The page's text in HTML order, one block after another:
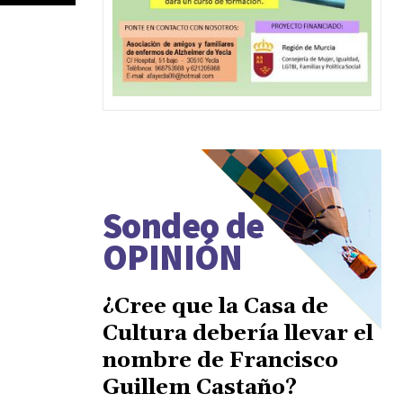
Sondeo de
OPINIÓN
¿Cree que la Casa de
Cultura debería llevar el
nombre de Francisco
Guillem Castaño?